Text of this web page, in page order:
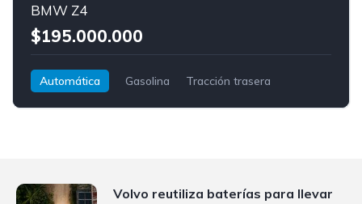
BMW Z4
$195.000.000
Automática Gasolina
Tracción trasera
Volvo reutiliza baterías para llevar